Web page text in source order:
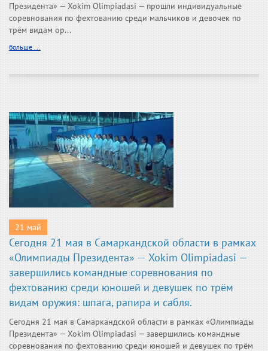
Президента» — Xokim Olimpiadasi — прошли индивидуальные
соревнования по фехтованию среди мальчиков и девочек по
трём видам ор...
больше ...
21 май
Сегодня 21 мая в Самаркандской области в рамках
«Олимпиады Президента» — Xokim Olimpiadasi —
завершились командные соревнования по
фехтованию среди юношей и девушек по трём
видам оружия: шпага, рапира и сабля.
Сегодня 21 мая в Самаркандской области в рамках «Олимпиады
Президента» — Xokim Olimpiadasi — завершились командные
соревнования по фехтованию среди юношей и девушек по трём